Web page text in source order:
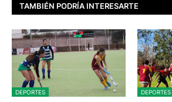
TAMBIÉN PODRÍA INTERESARTE
DEPORTES DEPORTES